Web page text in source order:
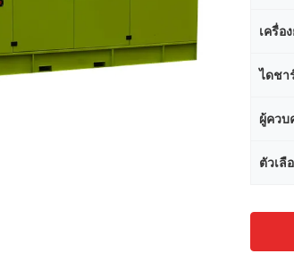
เครื่อ
ไดชา
ผู้ควบ
ตัวเลื